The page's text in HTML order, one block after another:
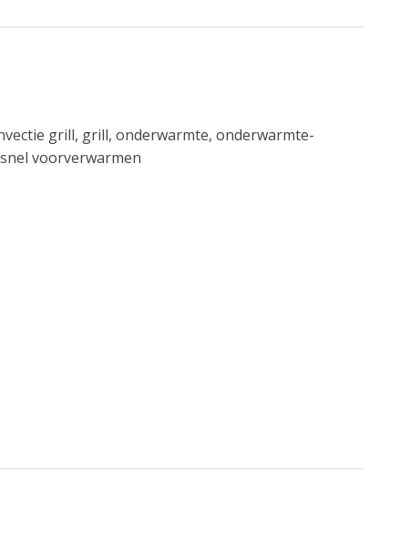
grill, grill, onderwarmte, onderwarmte-
voorverwarmen